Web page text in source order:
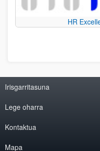
HR
Irisgarritasuna
Lege oharra
Kontaktua
Mapa